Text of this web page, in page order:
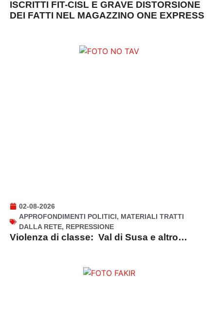
ISCRITTI FIT-CISL E GRAVE DISTORSIONE
DEI FATTI NEL MAGAZZINO ONE EXPRESS
02-08-2026
APPROFONDIMENTI POLITICI, MATERIALI TRATTI
DALLA RETE, REPRESSIONE
Violenza di classe: Val di Susa e altro…